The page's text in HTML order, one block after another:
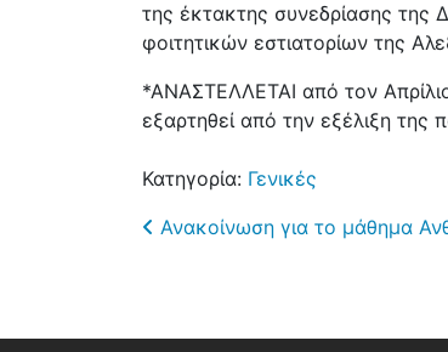
της έκτακτης συνεδρίασης της
φοιτητικών εστιατορίων της
*ΑΝΑΣΤΕΛΛΕΤΑΙ από τον
εξαρτηθεί από την εξέλιξη της
Κατηγορία: Γενικές
Post navigation
Ανακοίνωση για το μάθημα